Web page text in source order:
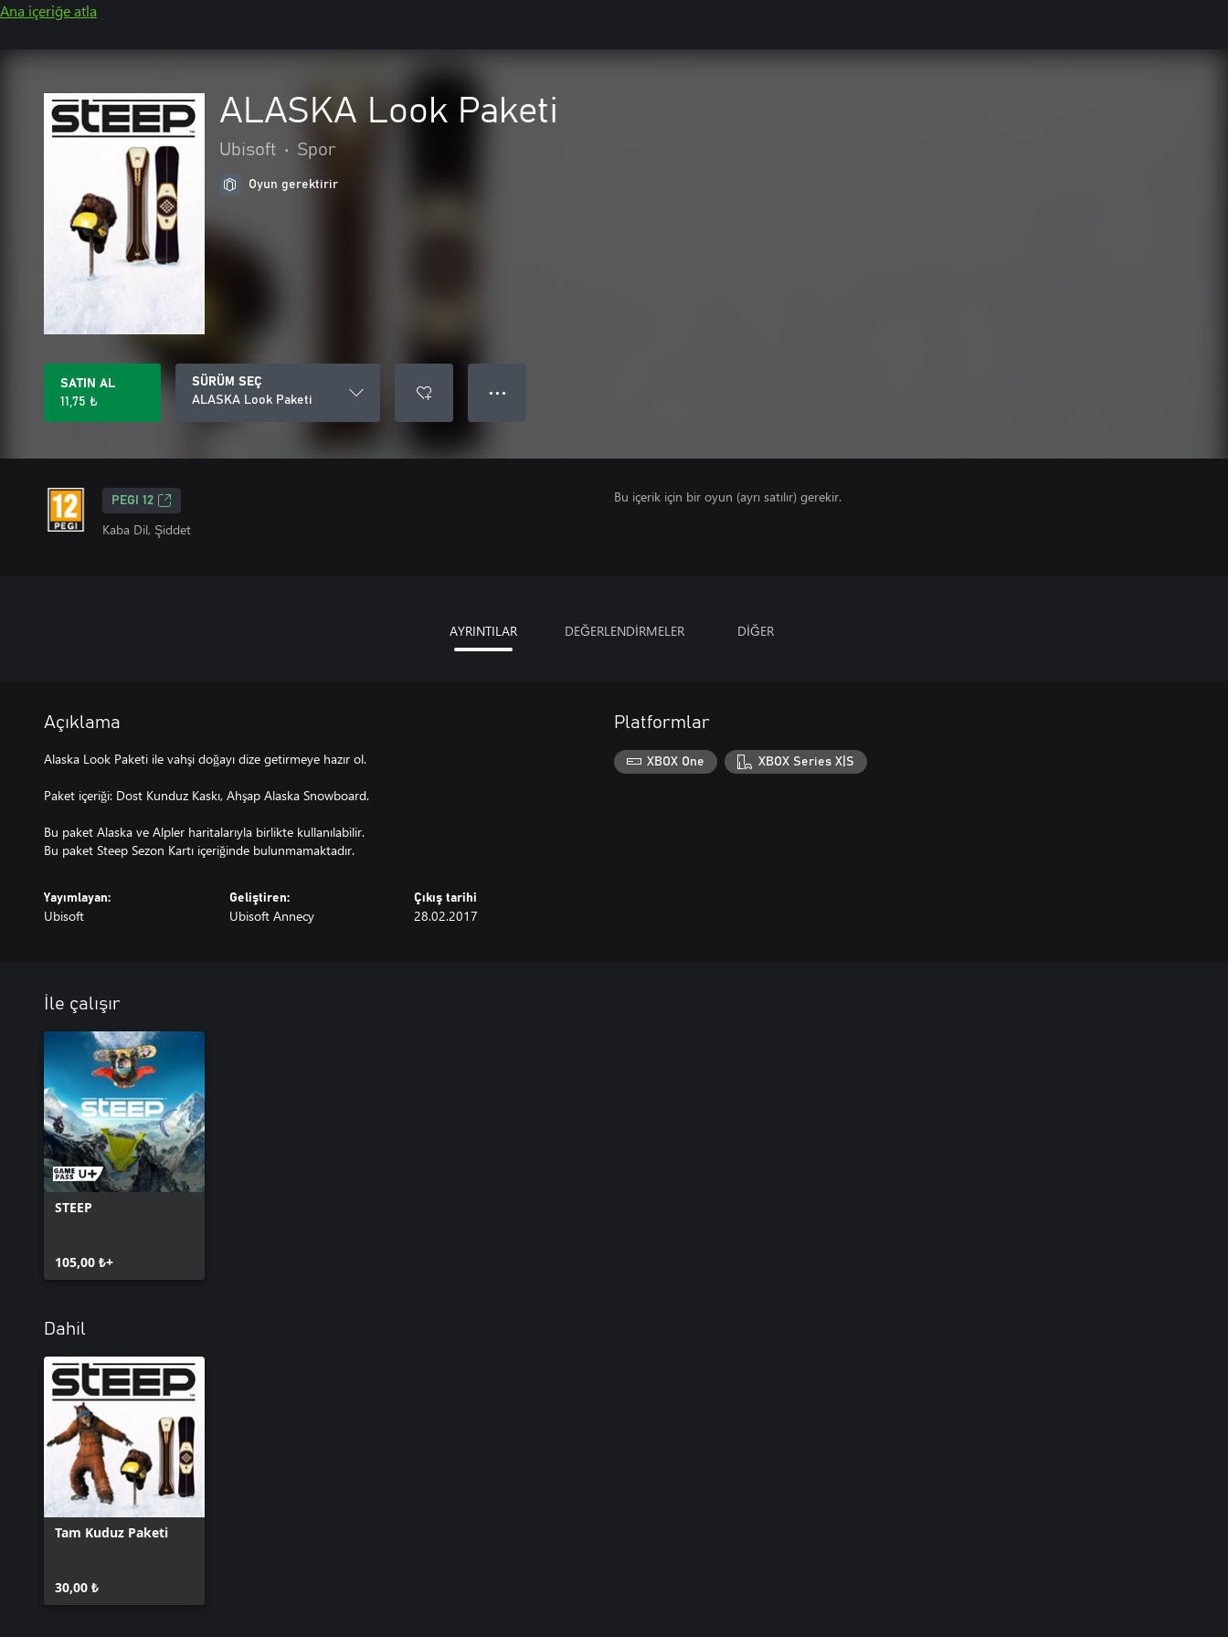
Ana içeriğe atla
ALASKA Look Paketi
Ubisoft • Spor
Oyun gerektirir
SATIN AL
11,75 ₺
SÜRÜM SEÇ
ALASKA Look Paketi
● ● ●
PEGI 12
Kaba Dil, Şiddet
Bu içerik için bir oyun (ayrı satılır) gerekir.
AYRINTILAR DEĞERLENDİRMELER DİĞER
Açıklama
Alaska Look Paketi ile vahşi doğayı dize getirmeye hazır ol.
Paket içeriği: Dost Kunduz Kaskı, Ahşap Alaska Snowboard.
Bu paket Alaska ve Alpler haritalarıyla birlikte kullanılabilir.
Bu paket Steep Sezon Kartı içeriğinde bulunmamaktadır.
Yayımlayan:
Ubisoft
Geliştiren:
Ubisoft Annecy
Çıkış tarihi
28.02.2017
Platformlar
XBOX One XBOX Series X|S
İle çalışır
STEEP
105,00 ₺+
Dahil
Tam Kuduz Paketi
30,00 ₺